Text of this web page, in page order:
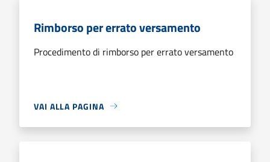
Rimborso per errato versamento
Procedimento di rimborso per errato versamento
VAI ALLA PAGINA